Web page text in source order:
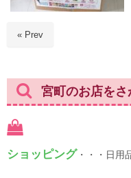
« Prev
宮町のお店をさ
ショッピング ・・・日用